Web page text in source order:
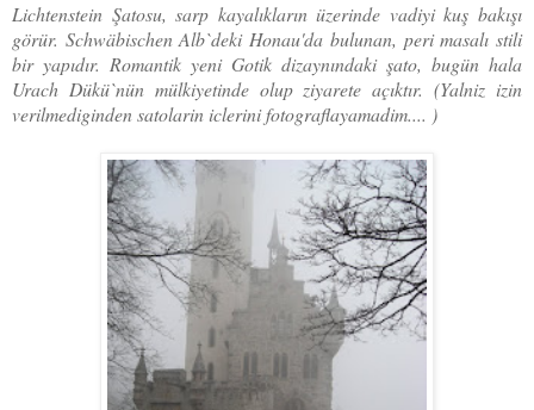
Lichtenstein Şatosu, sarp kayalıkların üzerinde vadiyi kuş bakışı
görür. Schwäbischen Alb`deki Honau'da bulunan, peri masalı stili
bir yapıdır. Romantik yeni Gotik dizaynındaki şato, bugün hala
Urach Dükü`nün mülkiyetinde olup ziyarete açıktır. (Yalniz izin
verilmediginden satolarin iclerini fotograflayamadim.... )